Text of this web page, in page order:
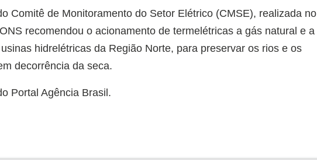
Comitê de Monitoramento do Setor Elétrico (CMSE), realizada no
recomendou o acionamento de termelétricas a gás natural e a
hidrelétricas da Região Norte, para preservar os rios e os
decorrência da seca.
Portal Agência Brasil.